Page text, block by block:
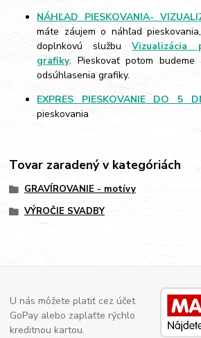
NÁHĽAD PIESKOVANIA-
máte záujem o náhľad
doplnkovú službuVizualizácia
grafiky. Pieskovať potom
odsúhlasenia grafiky.
EXPRES PIESKOVANIE DO 5
pieskovania
Tovar zaradený v kategóriách
GRAVÍROVANIE - motívy
VÝROČIE SVADBY
U nás môžete platiť cez účet
GoPay alebo zaplaťte rýchlo
kreditnou kartou.